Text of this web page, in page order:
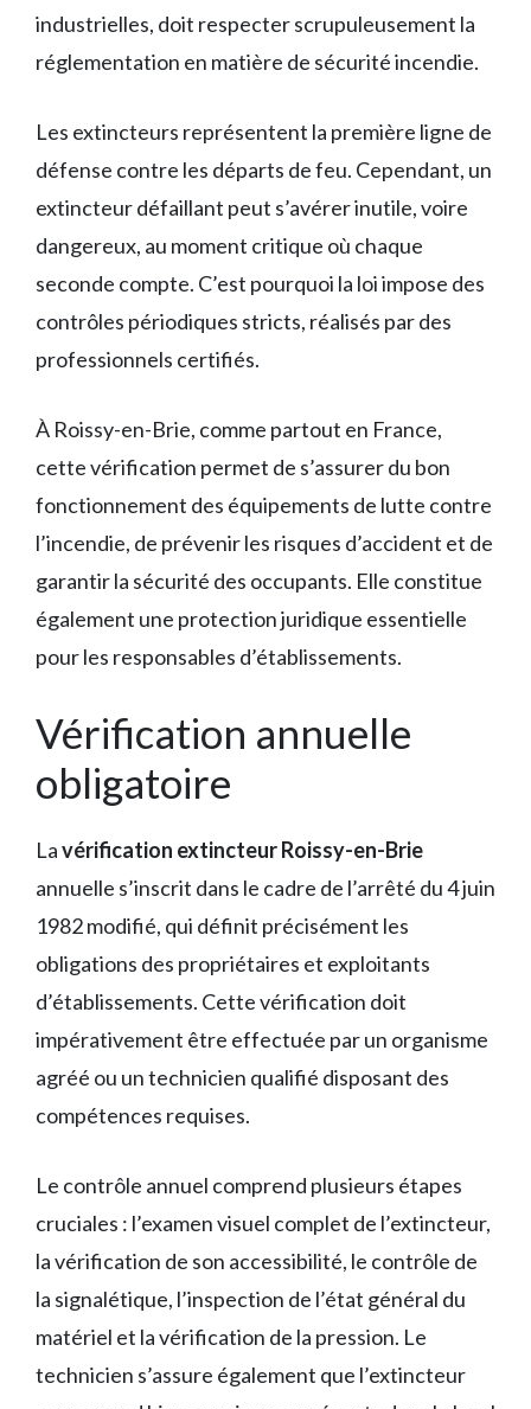
industrielles, doit respecter scrupuleusement la
réglementation en matière de sécurité incendie.
Les extincteurs représentent la première ligne de
défense contre les départs de feu. Cependant, un
extincteur défaillant peut s’avérer inutile, voire
dangereux, au moment critique où chaque
seconde compte. C’est pourquoi la loi impose des
contrôles périodiques stricts, réalisés par des
professionnels certifiés.
À Roissy-en-Brie, comme partout en France,
cette vérification permet de s’assurer du bon
fonctionnement des équipements de lutte contre
l’incendie, de prévenir les risques d’accident et de
garantir la sécurité des occupants. Elle constitue
également une protection juridique essentielle
pour les responsables d’établissements.
Vérification annuelle
obligatoire
Lavérification extincteur Roissy-en-Brie
annuelle s’inscrit dans le cadre de l’arrêté du 4 juin
1982 modifié, qui définit précisément les
obligations des propriétaires et exploitants
d’établissements. Cette vérification doit
impérativement être effectuée par un organisme
agréé ou un technicien qualifié disposant des
compétences requises.
Le contrôle annuel comprend plusieurs étapes
cruciales : l’examen visuel complet de l’extincteur,
la vérification de son accessibilité, le contrôle de
la signalétique, l’inspection de l’état général du
matériel et la vérification de la pression. Le
technicien s’assure également que l’extincteur